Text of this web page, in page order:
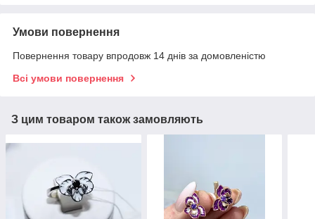
Умови повернення
Повернення товару впродовж 14 днів за домовленістю
Всі умови повернення
З цим товаром також замовляють